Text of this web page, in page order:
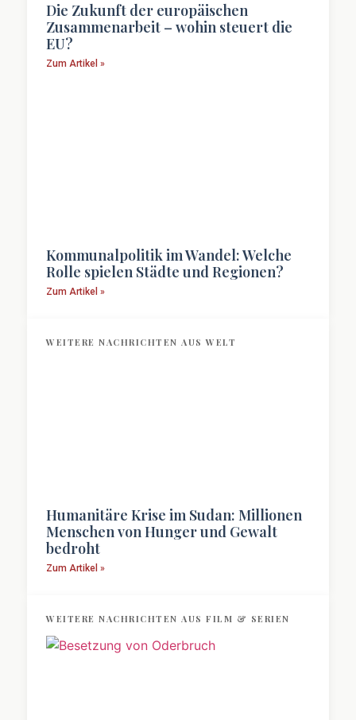
Die Zukunft der europäischen
Zusammenarbeit – wohin steuert die
EU?
Zum Artikel »
Kommunalpolitik im Wandel: Welche
Rolle spielen Städte und Regionen?
Zum Artikel »
WEITERE NACHRICHTEN AUS WELT
Humanitäre Krise im Sudan: Millionen
Menschen von Hunger und Gewalt
bedroht
Zum Artikel »
WEITERE NACHRICHTEN AUS FILM & SERIEN